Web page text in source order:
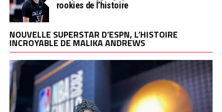
rookies de l’histoire
NOUVELLE SUPERSTAR D’ESPN, L’HISTOIRE
INCROYABLE DE MALIKA ANDREWS